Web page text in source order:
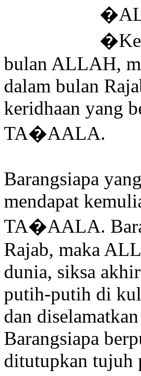
bulan ALLAH,
dalam bulan
keridhaan yang
TA�AALA.
Barangsiapa
mendapat
TA�AALA.
Rajab, maka
dunia, siksa
putih-putih di
dan
Barangsiapa
ditutupkan tujuh